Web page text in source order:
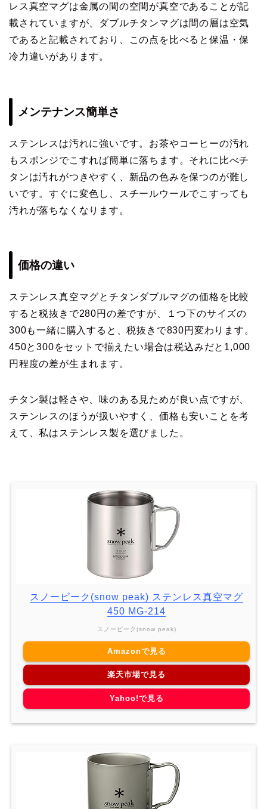
レス真空マグは金属の間の空間が真空であることが記
載されていますが、ダブルチタンマグは間の層は空気
であると記載されており、この点を比べると保温・保
冷力違いがあります。
メンテナンス簡単さ
ステンレスは汚れに強いです。お茶やコーヒーの汚れ
もスポンジでこすれば簡単に落ちます。それに比べチ
タンは汚れがつきやすく、新品の色みを保つのが難し
いです。すぐに変色し、スチールウールでこすっても
汚れが落ちなくなります。
価格の違い
ステンレス真空マグとチタンダブルマグの価格を比較
すると税抜きで280円の差ですが、１つ下のサイズの
300も一緒に購入すると、税抜きで830円変わります。
450と300をセットで揃えたい場合は税込みだと1,000
円程度の差が生まれます。
チタン製は軽さや、味のある見ためが良い点ですが、
ステンレスのほうが扱いやすく、価格も安いことを考
えて、私はステンレス製を選びました。
スノーピーク(snow peak) ステンレス真空マグ
450 MG-214
スノーピーク(snow peak)
Amazonで見る
楽天市場で見る
Yahoo!で見る